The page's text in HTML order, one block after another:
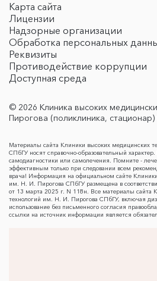
Карта сайта
Лицензии
Надзорные организации
Обработка персональных
Реквизиты
Противодействие коррупции
Доступная среда
© 2026 Клиника высоких
Пирогова (поликлиника,
Материалы сайта Клиники высоких медицинских
СПбГУ носят справочно-образовательный
самодиагностики или самолечения. Помните -
эффективным только при следовании всем
врача! Информация на официальном сайте
им. Н. И. Пирогова СПбГУ размещена в
от 13 марта 2025 г. N 118н. Все материалы сайта
технологий им. Н. И. Пирогова СПбГУ, включая
использование без письменного согласия
ссылки на источник информации является